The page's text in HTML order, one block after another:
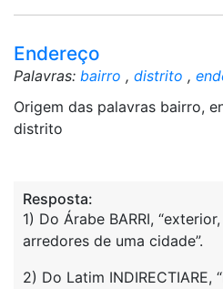
Endereço
Palavras: bairro , distrito ,
Origem das palavras bairro,
distrito
Resposta:
1) Do Árabe BARRI,
arredores de uma cidade”.
2) Do Latim INDIRECTIARE,